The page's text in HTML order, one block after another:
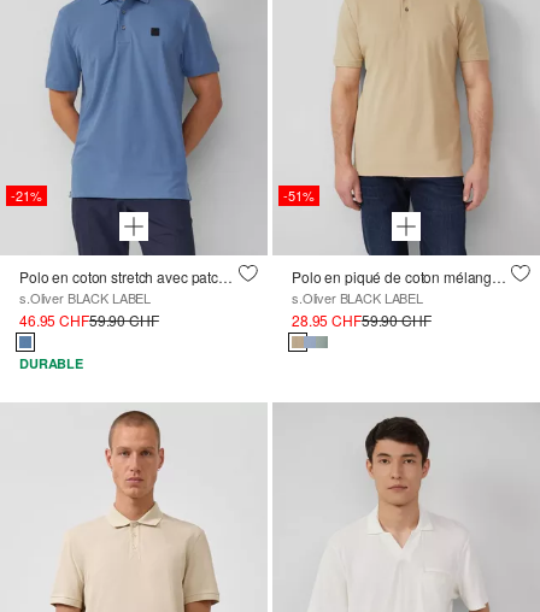
-21%
Polo en coton stretch avec patch d'étiquette
s.Oliver BLACK LABEL
46.95 CHF59.90 CHF
DURABLE
-51%
Polo en piqué de coton mélangé élastique
s.Oliver BLACK LABEL
28.95 CHF59.90 CHF